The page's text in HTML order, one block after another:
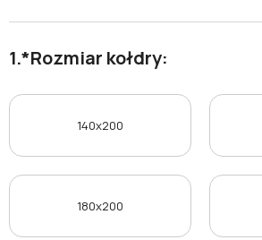
*Rozmiar kołdry:
140x200
180x200